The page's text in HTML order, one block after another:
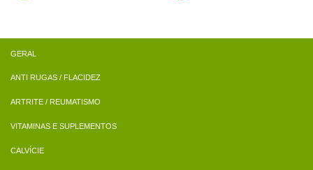
ANTI RUGAS / FLACIDEZ
ARTRITE / REUMATISMO
VITAMINAS E SUPLEMENTOS
CALVÍCIE